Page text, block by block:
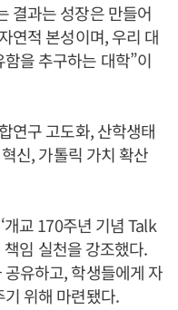
결과는 성장은 만들어
연적 본성이며, 우리 대
을 추구하는 대학”이
연구 고도화, 산학생태
신, 가톨릭 가치 확산
교 170주년 기념 Talk
임 실천을 강조했다.
유하고, 학생들에게 자
위해 마련됐다.